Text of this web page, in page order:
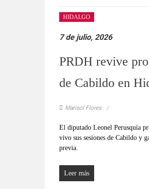
HIDALGO
7 de julio, 2026
PRDH revive
de Cabildo en
Marisol Flores
El diputado Leonel Perusquía
vivo sus sesiones de Cabildo y
previa.
Leer más